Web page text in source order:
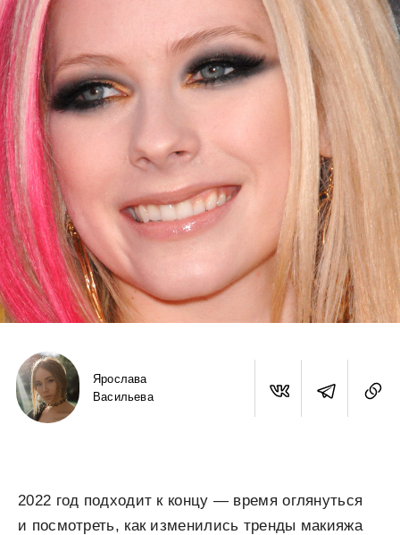
Ярослава
Васильева
2022 год подходит к концу — время оглянуться
и посмотреть, как изменились тренды макияжа